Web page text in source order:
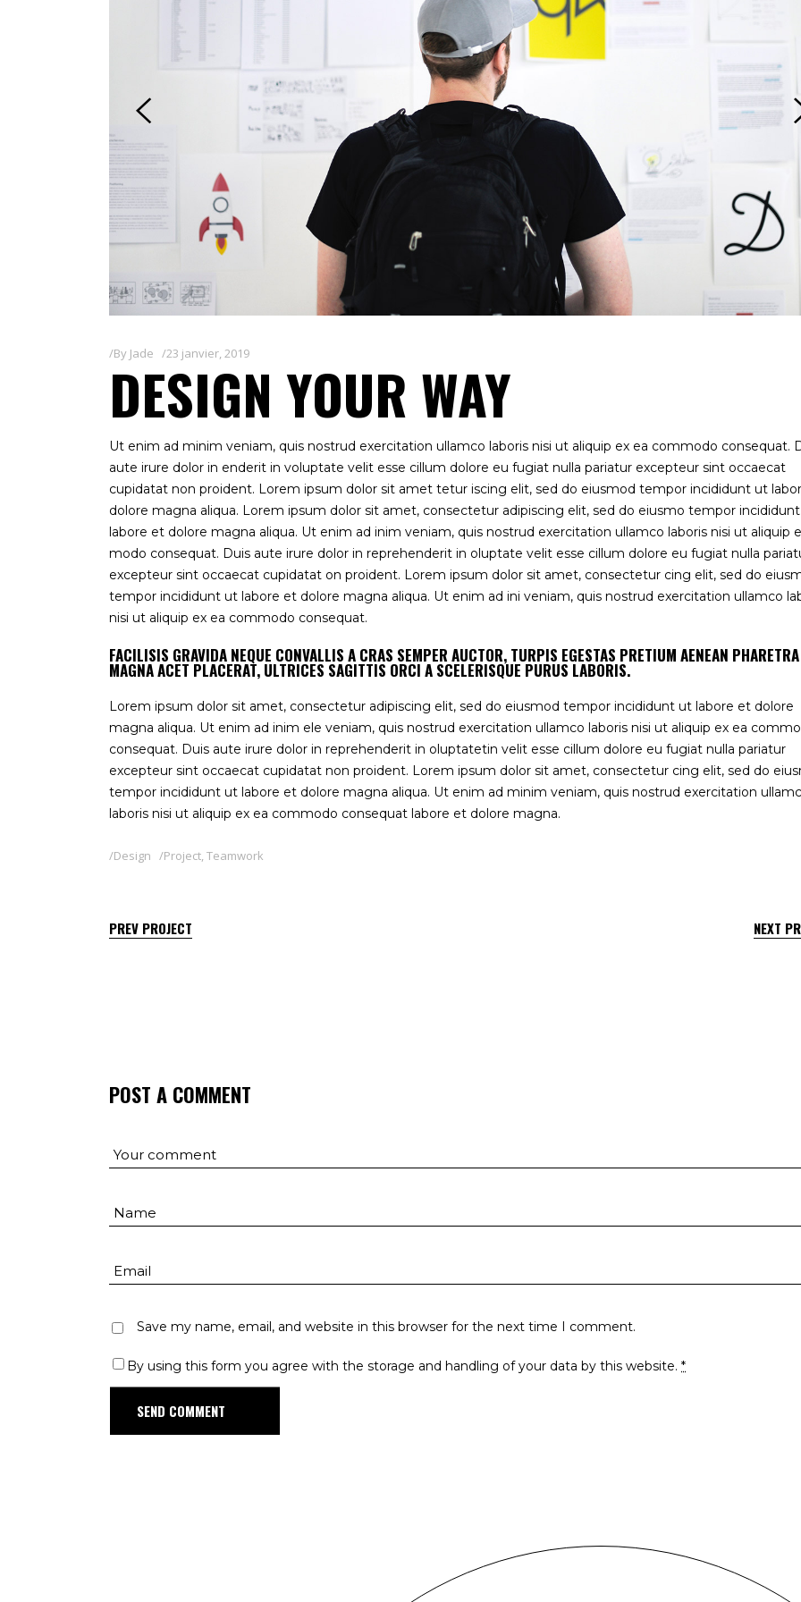
By Jade 23 janvier, 2019
DESIGN YOUR WAY
Ut enim ad minim veniam, quis nostrud exercitation ullamco laboris nisi ut aliquip ex ea commodo consequat.
aute irure dolor in enderit in voluptate velit esse cillum dolore eu fugiat nulla pariatur excepteur sint occaecat
cupidatat non proident. Lorem ipsum dolor sit amet tetur iscing elit, sed do eiusmod tempor incididunt ut
dolore magna aliqua. Lorem ipsum dolor sit amet, consectetur adipiscing elit, sed do eiusmo tempor
labore et dolore magna aliqua. Ut enim ad inim veniam, quis nostrud exercitation ullamco laboris nisi ut aliquip
modo consequat. Duis aute irure dolor in reprehenderit in oluptate velit esse cillum dolore eu fugiat nulla
excepteur sint occaecat cupidatat on proident. Lorem ipsum dolor sit amet, consectetur cing elit, sed do
tempor incididunt ut labore et dolore magna aliqua. Ut enim ad ini veniam, quis nostrud exercitation ullamco
nisi ut aliquip ex ea commodo consequat.
FACILISIS GRAVIDA NEQUE CONVALLIS A CRAS SEMPER AUCTOR, TURPIS EGESTAS PRETIUM AENEAN PHARETRA
MAGNA ACET PLACERAT, ULTRICES SAGITTIS ORCI A SCELERISQUE PURUS LABORIS.
Lorem ipsum dolor sit amet, consectetur adipiscing elit, sed do eiusmod tempor incididunt ut labore et dolore
magna aliqua. Ut enim ad inim ele veniam, quis nostrud exercitation ullamco laboris nisi ut aliquip ex ea
consequat. Duis aute irure dolor in reprehenderit in oluptatetin velit esse cillum dolore eu fugiat nulla pariatur
excepteur sint occaecat cupidatat non proident. Lorem ipsum dolor sit amet, consectetur cing elit, sed do
tempor incididunt ut labore et dolore magna aliqua. Ut enim ad minim veniam, quis nostrud exercitation
laboris nisi ut aliquip ex ea commodo consequat labore et dolore magna.
Design Project, Teamwork
PREV PROJECT NEXT
POST A COMMENT
Save my name, email, and website in this browser for the next time I comment.
By using this form you agree with the storage and handling of your data by this website. *